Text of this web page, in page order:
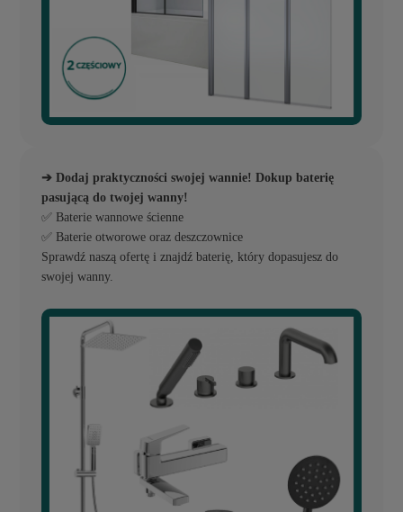
➔ Dodaj praktyczności swojej wannie! Dokup baterię
pasującą do twojej wanny!
✅ Baterie wannowe ścienne
✅ Baterie otworowe oraz deszczownice
Sprawdź naszą ofertę i znajdź baterię, który dopasujesz do
swojej wanny.